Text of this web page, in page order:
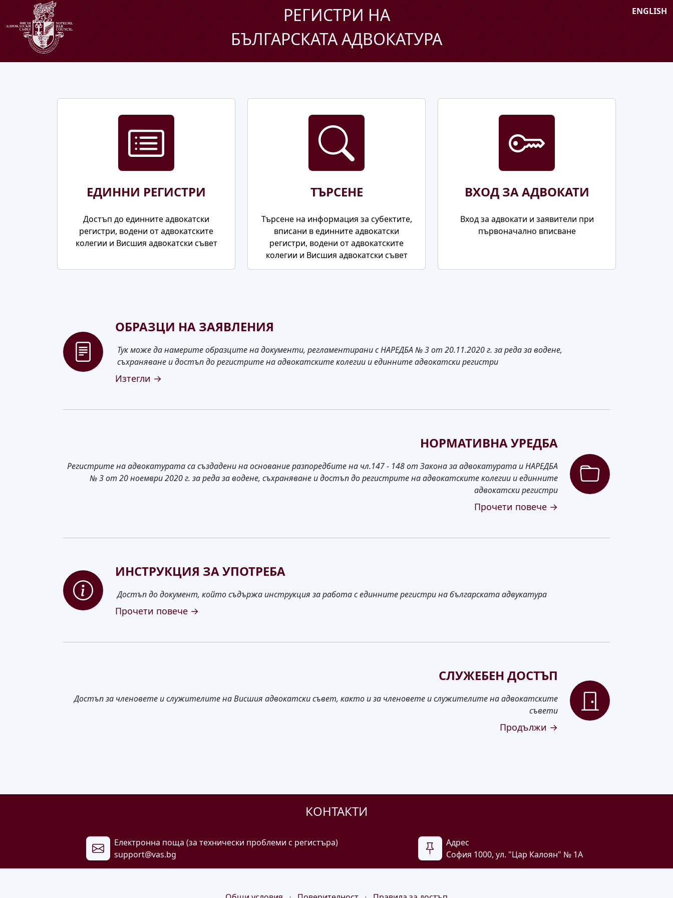
РЕГИСТРИ НА
БЪЛГАРСКАТА АДВОКАТУРА
ENGLISH
ЕДИННИ РЕГИСТРИ
Достъп до единните адвокатски
регистри, водени от адвокатските
колегии и Висшия адвокатски съвет
ТЪРСЕНЕ
Търсене на информация за субектите,
вписани в единните адвокатски
регистри, водени от адвокатските
колегии и Висшия адвокатски съвет
ВХОД ЗА АДВОКАТИ
Вход за адвокати и заявители при
първоначално вписване
ОБРАЗЦИ НА ЗАЯВЛЕНИЯ
Тук може да намерите образците на документи, регламентирани с НАРЕДБА № 3 от 20.11.2020 г. за реда за водене,
съхраняване и достъп до регистрите на адвокатските колегии и единните адвокатски регистри
Изтегли →
НОРМАТИВНА УРЕДБА
Регистрите на адвокатурата са създадени на основание разпоредбите на чл.147 - 148 от Закона за адвокатурата и НАРЕДБА
№ 3 от 20 ноември 2020 г. за реда за водене, съхраняване и достъп до регистрите на адвокатските колегии и единните
адвокатски регистри
Прочети повече →
ИНСТРУКЦИЯ ЗА УПОТРЕБА
Достъп до документ, който съдържа инструкция за работа с единните регистри на българската адвукатура
Прочети повече →
СЛУЖЕБЕН ДОСТЪП
Достъп за членовете и служителите на Висшия адвокатски съвет, както и за членовете и служителите на адвокатските
съвети
Продължи →
КОНТАКТИ
Електронна поща (за технически проблеми с регистъра)
support@vas.bg
Адрес
София 1000, ул. "Цар Калоян" № 1A